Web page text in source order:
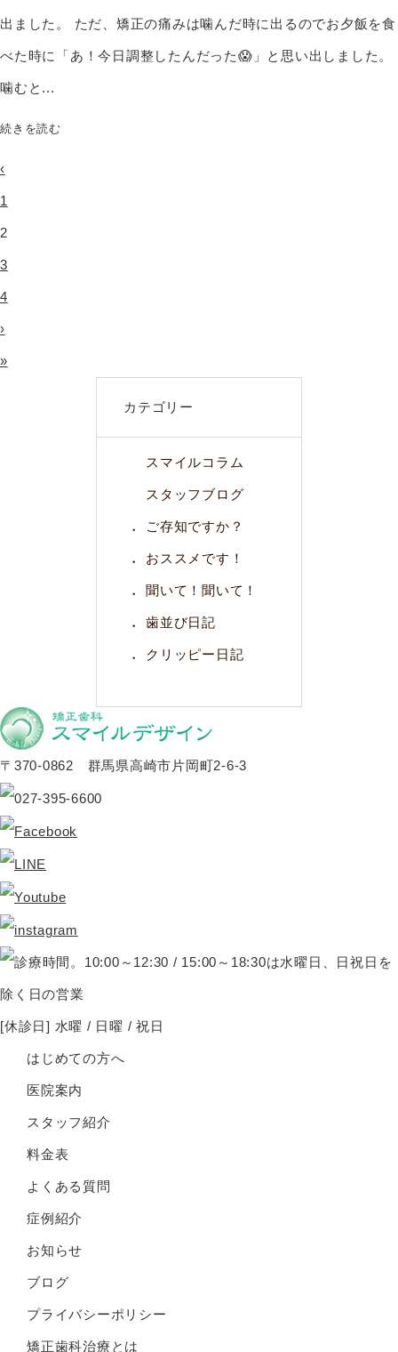
出ました。 ただ、矯正の痛みは噛んだ時に出るのでお夕飯を食
べた時に「あ！今日調整したんだった😱」と思い出しました。
噛むと...
続きを読む
‹
1
2
3
4
›
»
カテゴリー
スマイルコラム
スタッフブログ
ご存知ですか？
おススメです！
聞いて！聞いて！
歯並び日記
クリッピー日記
〒370-0862 群馬県高崎市片岡町2-6-3
[休診日] 水曜 / 日曜 / 祝日
はじめての方へ
医院案内
スタッフ紹介
料金表
よくある質問
症例紹介
お知らせ
ブログ
プライバシーポリシー
矯正歯科治療とは